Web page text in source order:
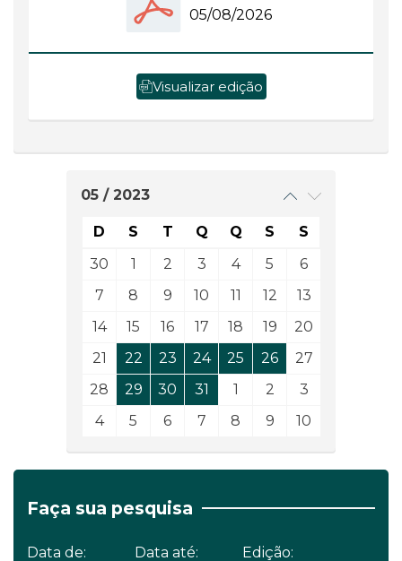
05/08/2026
Visualizar edição
05 / 2023
D S T Q Q S
S
30
1 2 3 4 5
6
7
8 9 10 11 12
13
14
15 16 17 18 19
20
21
22 23 24 25 26
27
28
29 30 31 1 2
3
4
5 6 7 8 9 10
Faça sua pesquisa
Data de: Data até: Edição: